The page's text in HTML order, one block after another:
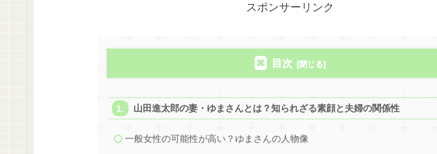
スポンサーリンク
目次
山田進太郎の妻・ゆまさんとは？知られざる素顔と夫婦の関係性
一般女性の可能性が高い？ゆまさんの人物像